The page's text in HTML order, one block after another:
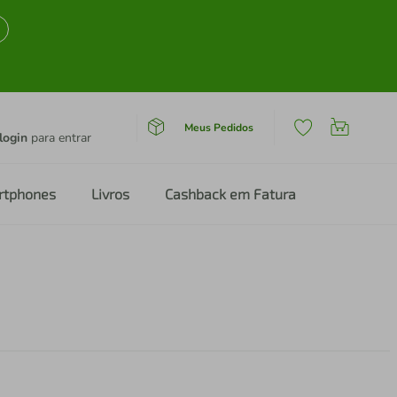
login para entrar
Meus Pedidos
Livros Cashback em Fatura